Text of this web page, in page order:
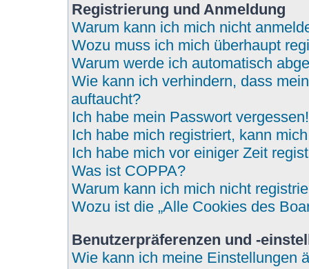
Registrierung und Anmeldung
Warum kann ich mich nicht
Wozu muss ich mich überhaupt
Warum werde ich automatisch
Wie kann ich verhindern, dass
auftaucht?
Ich habe mein Passwort vergessen!
Ich habe mich registriert, kann
Ich habe mich vor einiger Zeit
Was ist COPPA?
Warum kann ich mich nicht
Wozu ist die „Alle Cookies des
Benutzerpräferenzen und -
Wie kann ich meine Einstellungen